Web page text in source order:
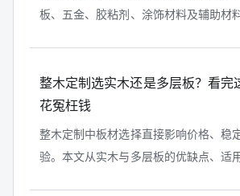
板、五金、胶粘剂、涂饰材料及辅助材
整木定制选实木还是多层板？看完
花冤枉钱
整木定制中板材选择直接影响价格、稳
验。本文从实木与多层板的优缺点、适